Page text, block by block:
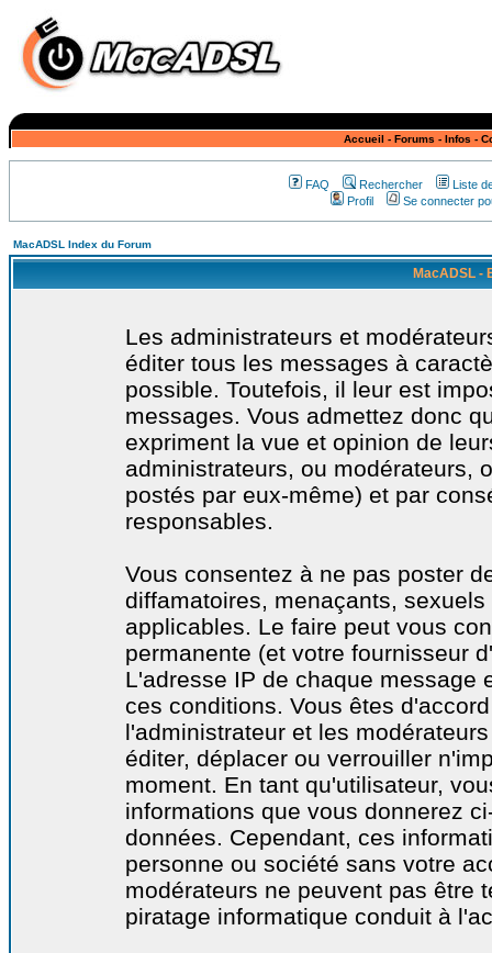
Accueil - Forums - Infos -
FAQ Rechercher
Liste
Profil
Se connecter
MacADSL Index du Forum
MacADSL -
Les administrateurs et
éditer tous les messages à
possible. Toutefois, il leur est
messages. Vous admettez donc
expriment la vue et opinion de
administrateurs, ou modérateurs,
postés par eux-même) et par
responsables.
Vous consentez à ne pas poster
diffamatoires, menaçants,
applicables. Le faire peut vous
permanente (et votre fournisseur
L'adresse IP de chaque message
ces conditions. Vous êtes
l'administrateur et les
éditer, déplacer ou verrouiller
moment. En tant qu'utilisateur,
informations que vous donnerez
données. Cependant, ces
personne ou société sans votre
modérateurs ne peuvent pas être
piratage informatique conduit à